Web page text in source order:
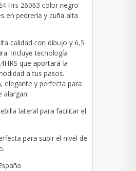
Hrs 26063 color negro
en pedrería y cuña alta
calidad con dibujo y 6,5
Incluye tecnología
que aportará la
a tus pasos.
elegante y perfecta para
alargan.
lateral para facilitar el
para subir el nivel de